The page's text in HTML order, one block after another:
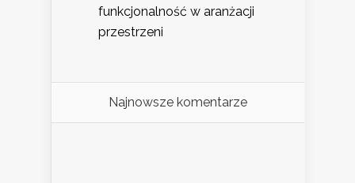
funkcjonalność w aranżacji
przestrzeni
Najnowsze komentarze